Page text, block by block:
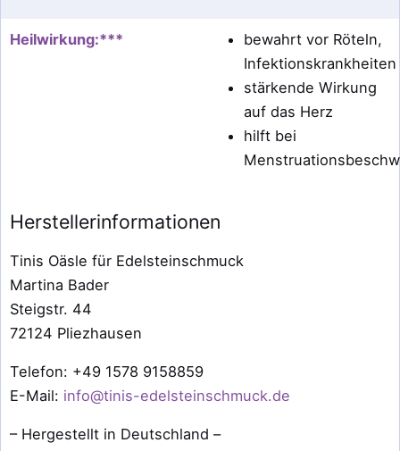
Heilwirkung:***
bewahrt vor Röteln,
stärkende Wirkung
auf das Herz
hilft bei
Herstellerinformationen
Tinis Oäsle für Edelsteinschmuck
Martina Bader
Steigstr. 44
72124 Pliezhausen
Telefon: +49 1578 9158859
E-Mail: info@tinis-edelsteinschmuck.de
– Hergestellt in Deutschland –